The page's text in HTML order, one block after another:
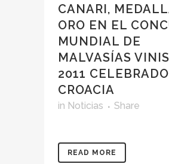
CANARI,
ORO EN EL
MUNDIAL DE
MALVASÍAS
2011
CROACIA
in Noticias Share
READ MORE